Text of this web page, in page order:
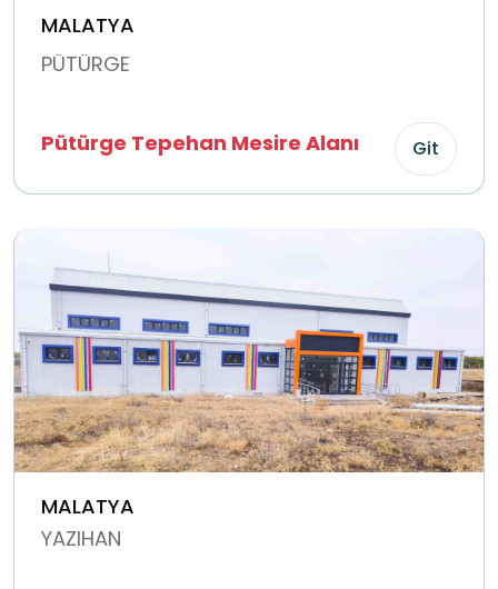
MALATYA
PÜTÜRGE
Pütürge Tepehan Mesire Alanı Git
MALATYA
YAZIHAN